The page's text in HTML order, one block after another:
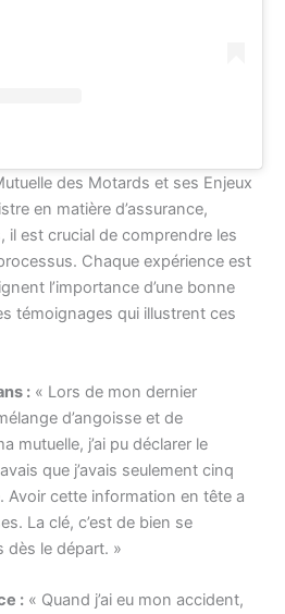
des Motards et ses Enjeux
en matière d’assurance,
il est crucial de comprendre les
Chaque expérience est
l’importance d’une bonne
témoignages qui illustrent ces
: « Lors de mon dernier
d’angoisse et de
mutuelle, j’ai pu déclarer le
que j’avais seulement cinq
Avoir cette information en tête a
La clé, c’est de bien se
dès le départ. »
: « Quand j’ai eu mon accident,